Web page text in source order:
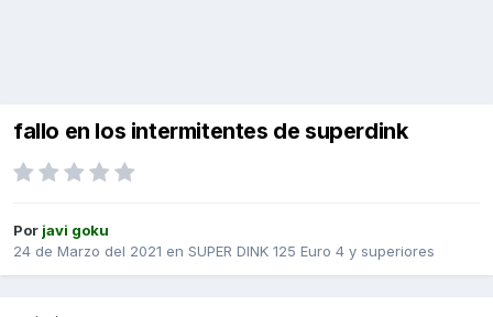
fallo en los intermitentes de superdink
Por javi goku
24 de Marzo del 2021 en SUPER DINK 125 Euro 4 y superiores